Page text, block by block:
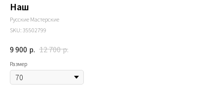
Наш
Русские Мастерские
SKU: 35502799
9 900 р. 12 700 р.
Размер